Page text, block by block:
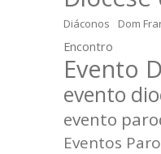
Diáconos Dom
Encontro
Evento
evento
evento
Eventos